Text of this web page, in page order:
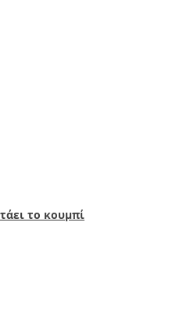
το κουμπί